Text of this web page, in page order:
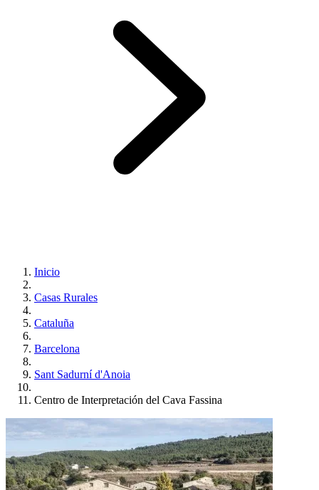
Inicio
Casas Rurales
Cataluña
Barcelona
Sant Sadurní d'Anoia
Centro de Interpretación del Cava Fassina